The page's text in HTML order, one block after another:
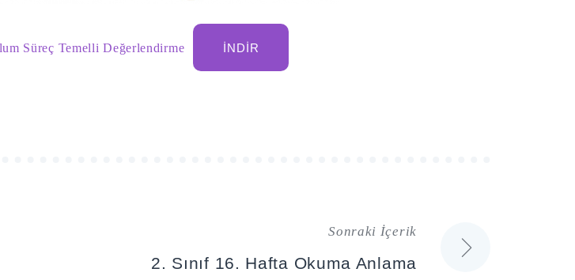
Süreç Temelli Değerlendirme İNDIR
Sonraki İçerik
2. Sınıf 16. Hafta Okuma Anlama